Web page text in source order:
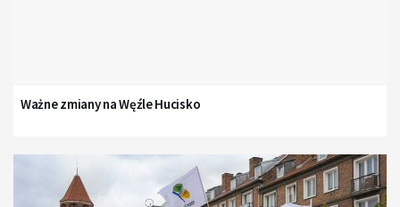
Ważne zmiany na Węźle Hucisko